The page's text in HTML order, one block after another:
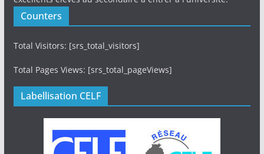
Counters
Total Visitors: [srs_total_visitors]
Total Pages Views: [srs_total_pageViews]
Labellisation CELF